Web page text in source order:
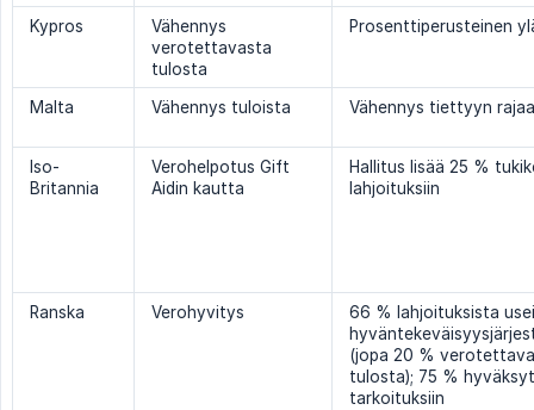
Kypros
Vähennys
verotettavasta
tulosta
Prosenttiperusteinen
Malta Vähennys tuloista Vähennys tiettyyn
Iso-
Britannia
Verohelpotus Gift
Aidin kautta
Hallitus lisää 25 %
lahjoituksiin
Ranska Verohyvitys
66 % lahjoituksista
(jopa 20 %
tulosta); 75 %
tarkoituksiin